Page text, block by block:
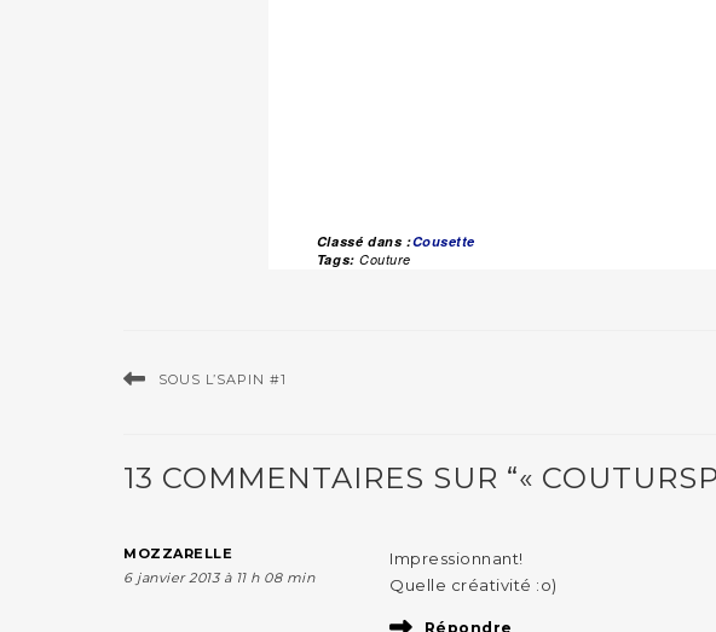
Classé dans :Cousette
Tags:Couture
SOUS L’SAPIN #1
13 COMMENTAIRES SUR “«
MOZZARELLE
6 janvier 2013 à 11 h 08 min
Impressionnant!
Quelle créativité :o)
Répondre